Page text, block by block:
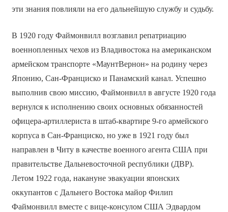
эти знания повлияли на его дальнейшую службу и судьбу.
В 1920 году Файмонвилл возглавил репатриацию
военнопленных чехов из Владивостока на американском
армейском транспорте «МаунтВернон» на родину через
Японию, Сан-Франциско и Панамский канал. Успешно
выполнив свою миссию, Файмонвилл в августе 1920 года
вернулся к исполнению своих основных обязанностей
офицера-артиллериста в штаб-квартире 9-го армейского
корпуса в Сан-Франциско, но уже в 1921 году был
направлен в Читу в качестве военного агента США при
правительстве Дальневосточной республики (ДВР).
Летом 1922 года, накануне эвакуации японских
оккупантов с Дальнего Востока майор Филип
Файмонвилл вместе с вице-консулом США Эдвардом